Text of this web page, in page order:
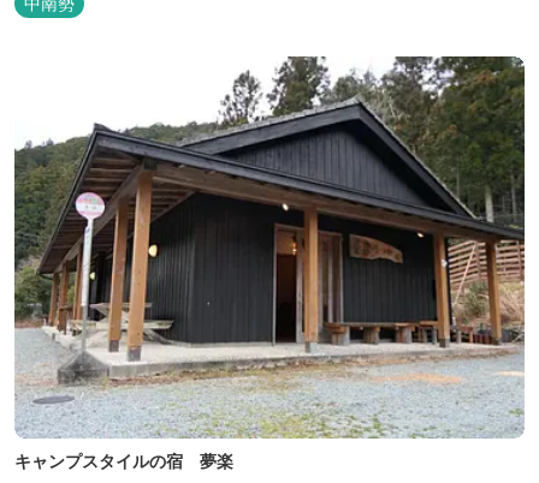
会には無い闇の中を飛び交うヒメホタル・ヘイケボタルを観賞した
り、星空を眺めたり・・・ 初夏の早朝には「アカショウビン」の美
キャンプスタイルの宿 夢楽